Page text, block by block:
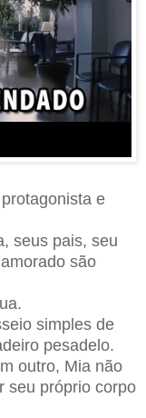
e
seus pais, seu
são
simples de
pesadelo.
outro, Mia não
seu próprio corpo